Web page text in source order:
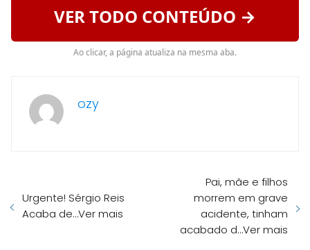
VER TODO CONTEÚDO →
Ao clicar, a página atualiza na mesma aba.
ozy
Urgente! Sérgio Reis
Acaba de…Ver mais
Pai, mãe e filhos
morrem em grave
acidente, tinham
acabado d…Ver mais